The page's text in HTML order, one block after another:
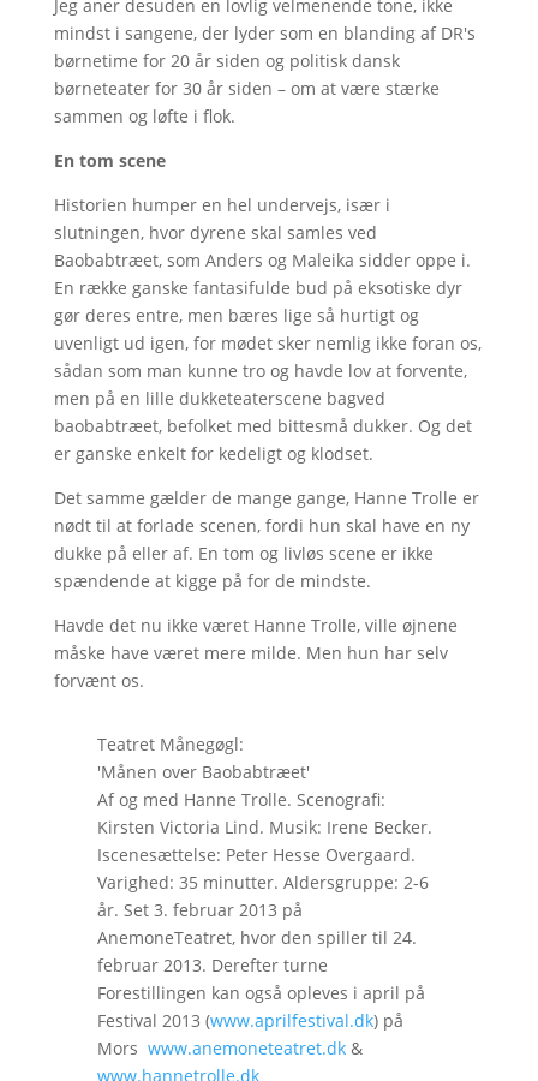
Jeg aner desuden en lovlig velmenende tone, ikke
mindst i sangene, der lyder som en blanding af DR's
børnetime for 20 år siden og politisk dansk
børneteater for 30 år siden – om at være stærke
sammen og løfte i flok.
En tom scene
Historien humper en hel undervejs, især i
slutningen, hvor dyrene skal samles ved
Baobabtræet, som Anders og Maleika sidder oppe i.
En række ganske fantasifulde bud på eksotiske dyr
gør deres entre, men bæres lige så hurtigt og
uvenligt ud igen, for mødet sker nemlig ikke foran os,
sådan som man kunne tro og havde lov at forvente,
men på en lille dukketeaterscene bagved
baobabtræet, befolket med bittesmå dukker. Og det
er ganske enkelt for kedeligt og klodset.
Det samme gælder de mange gange, Hanne Trolle er
nødt til at forlade scenen, fordi hun skal have en ny
dukke på eller af. En tom og livløs scene er ikke
spændende at kigge på for de mindste.
Havde det nu ikke været Hanne Trolle, ville øjnene
måske have været mere milde. Men hun har selv
forvænt os.
Teatret Månegøgl:
'Månen over Baobabtræet'
Af og med Hanne Trolle. Scenografi:
Kirsten Victoria Lind. Musik: Irene Becker.
Iscenesættelse: Peter Hesse Overgaard.
Varighed: 35 minutter. Aldersgruppe: 2-6
år. Set 3. februar 2013 på
AnemoneTeatret, hvor den spiller til 24.
februar 2013. Derefter turne
Forestillingen kan også opleves i april på
Festival 2013 (www.aprilfestival.dk) på
Mors www.anemoneteatret.dk&
www.hannetrolle.dk